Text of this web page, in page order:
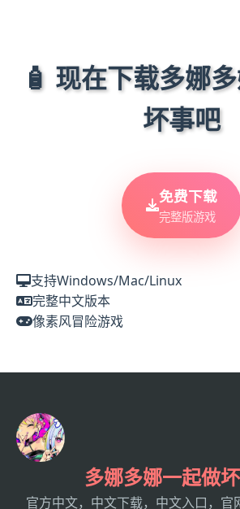
🧴 现在下载多娜
坏事吧
免费下载
完整版游戏
支持Windows/Mac/Linux
完整中文版本
像素风冒险游戏
多娜多娜一起做
官方中文，中文下载，中文入口，官